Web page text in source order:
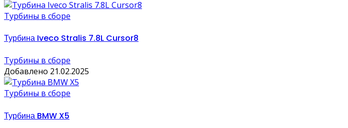
Турбины в сборе
Турбина Iveco Stralis 7.8L Cursor8
Турбины в сборе
Добавлено 21.02.2025
Турбины в сборе
Турбина BMW X5